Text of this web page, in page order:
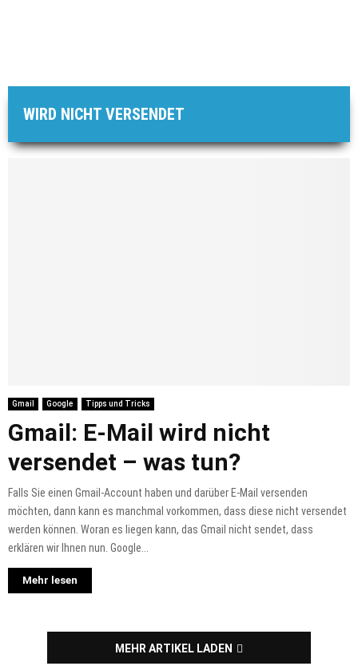
WIRD NICHT VERSENDET
Gmail Google Tipps und Tricks
Gmail: E-Mail wird nicht
versendet – was tun?
Falls Sie einen Gmail-Account haben und darüber E-Mail versenden
möchten, dann kann es manchmal vorkommen, dass diese nicht versendet
werden können. Woran es liegen kann, das Gmail nicht sendet, dass
erklären wir Ihnen nun. Google...
Mehr lesen
MEHR ARTIKEL LADEN